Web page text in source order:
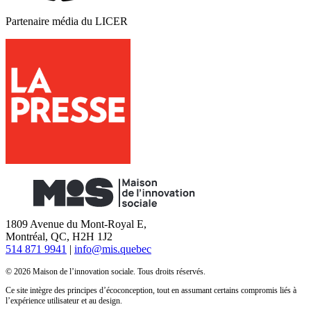
Partenaire média du LICER
1809 Avenue du Mont-Royal E,
Montréal, QC, H2H 1J2
514 871 9941 | info@mis.quebec
© 2026 Maison de l’innovation sociale. Tous droits réservés.
Ce site intègre des principes d’écoconception, tout en assumant certains compromis liés à
l’expérience utilisateur et au design.